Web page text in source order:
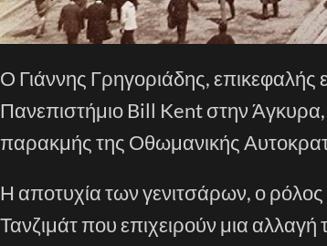
Ο Γιάννης Γρηγοριάδης,
Πανεπιστήμιο Bill Kent στην
παρακμής της Οθωμανικής
Η αποτυχία των γενιτσάρων, ο
Τανζιμάτ που επιχειρούν μια